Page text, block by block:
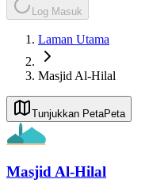
Log Masuk
Laman Utama
Masjid Al-Hilal
Tunjukkan PetaPeta
Masjid Al-Hilal